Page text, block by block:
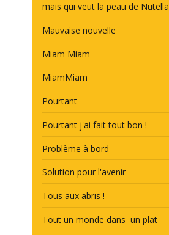
mais qui veut la peau de Nutella
Mauvaise nouvelle
Miam Miam
MiamMiam
Pourtant
Pourtant j'ai fait tout bon !
Problème à bord
Solution pour l'avenir
Tous aux abris !
Tout un monde dans un plat